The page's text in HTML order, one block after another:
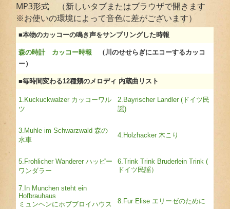
MP3形式 （新しいタブまたはブラウザで開きます
※お使いの環境によって音色に差がございます）
■本物のカッコーの鳴き声をサンプリングした時報
森の時計 カッコー時報 （川のせせらぎにエコーするカッコ
ー）
■毎時間変わる12種類のメロディ 内蔵曲リスト
1.Kuckuckwalzer カッコーワル
ツ
2.Bayrischer Landler (ドイツ民
謡)
3.Muhle im Schwarzwald 森の
水車
4.Holzhacker 木こり
5.Frohlicher Wanderer ハッピー
ワンダラー
6.Trink Trink Bruderlein Trink (
ドイツ民謡）
7.In Munchen steht ein
Hofbrauhaus
ミュンヘンにホブブロイハウス
8.Fur Elise エリーゼのために